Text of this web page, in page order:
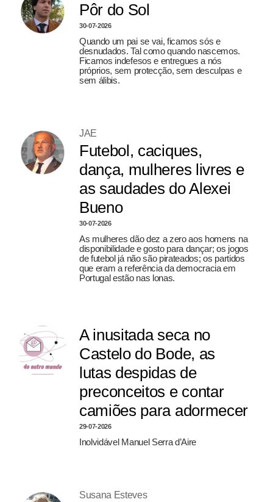
Pôr do Sol
30-07-2026
Quando um pai se vai, ficamos sós e
desnudados. Tal como quando nascemos.
Ficamos indefesos e entregues a nós
próprios, sem protecção, sem desculpas e
sem álibis.
JAE
Futebol, caciques,
dança, mulheres livres e
as saudades do Alexei
Bueno
30-07-2026
As mulheres dão dez a zero aos homens na
disponibilidade e gosto para dançar; os jogos
de futebol já não são pirateados; os partidos
que eram a referência da democracia em
Portugal estão nas lonas.
A inusitada seca no
Castelo do Bode, as
lutas despidas de
preconceitos e contar
camiões para adormecer
29-07-2026
Inolvidável Manuel Serra d’Aire
Susana Esteves